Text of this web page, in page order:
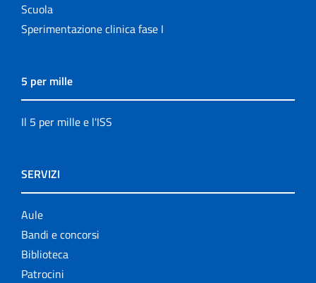
Scuola
Sperimentazione clinica fase I
5 per mille
Il 5 per mille e l'ISS
SERVIZI
Aule
Bandi e concorsi
Biblioteca
Patrocini